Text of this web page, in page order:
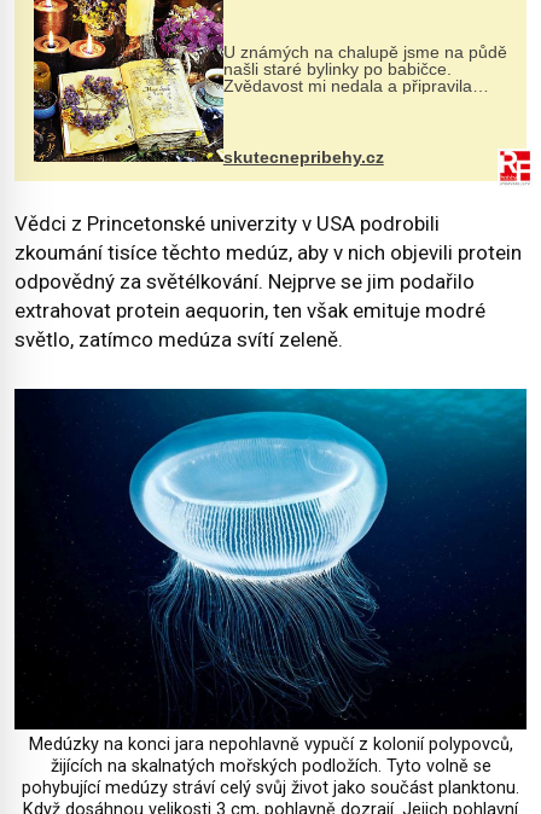
U známých na chalupě jsme na půdě
našli staré bylinky po babičce.
Zvědavost mi nedala a připravila
jsem si z nich lektvar… Zimní pobyt
na chalupě se pro mě vlastní vinou
změnil v děsivý zážitek, na kt...
skutecnepribehy.cz
Vědci z Princetonské univerzity v USA podrobili
zkoumání tisíce těchto medúz, aby v nich objevili protein
odpovědný za světélkování. Nejprve se jim podařilo
extrahovat protein aequorin, ten však emituje modré
světlo, zatímco medúza svítí zeleně.
Medúzky na konci jara nepohlavně vypučí z kolonií polypovců,
žijících na skalnatých mořských podložích. Tyto volně se
pohybující medúzy stráví celý svůj život jako součást planktonu.